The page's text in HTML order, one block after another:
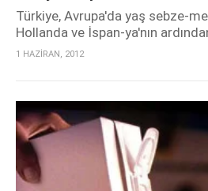
Türkiye, Avrupa'da yaş sebze-
Hollanda ve İspan-ya'nın
1 HAZİRAN, 2012